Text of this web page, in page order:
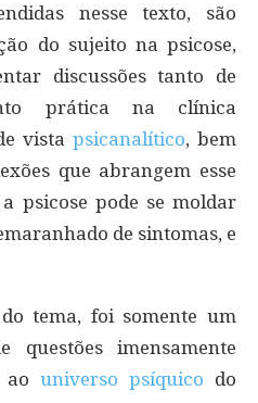
nesse texto, são
do sujeito na psicose,
discussões tanto de
prática na clínica
vista psicanalítico, bem
que abrangem esse
psicose pode se moldar
de sintomas, e
tema, foi somente um
questões imensamente
ao universo psíquico do